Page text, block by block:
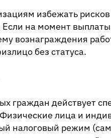
избежать
на момент
вознаграждения
без статуса.
граждан действует
лица и
налоговый режим